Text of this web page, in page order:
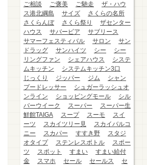
ご相談
ご褒美 ご馳走
ザ・ハウ
ス港北綱島
サイズ
さくらの名所
さくらんぼ
さくら祭り
ザセンター
ハウス
サバービア
サブリース
サマーフェスティバル
サロン
サン
ドラッグ
サンハイツ シー
シー
リングファン
シェアハウス
システ
ムキッチン
システムキッチン3口
じっくり
ジッパー ジム
シャン
プードレッサー
シュガーラッシュオ
ンライン
ショッピングモール
シル
バーウイーク
スーパー
スーパー生
鮮館TAIGA
スープ スーモ
スイ
ーツ
スカイツリー見
スカイバルコ
ニー
スカパー すすき野
スタジ
オタイプ
ステンレスボトル
スポー
ツ
スポット すまい
すまい給付
金
スマホ セール セールス
セ